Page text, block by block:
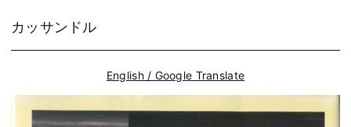
カッサンドル
English / Google Translate